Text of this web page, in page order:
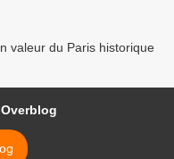
valeur du Paris historique